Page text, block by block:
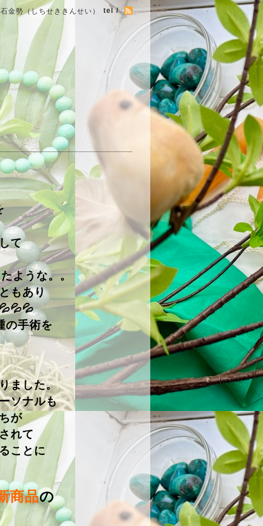
金勢（しちせききんせい） tel /
て
ような。。
もあり
の手術を
ました。
ソナルも
が
れて
ことに
商品の